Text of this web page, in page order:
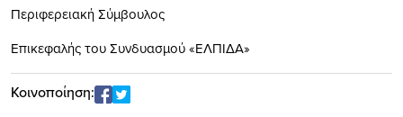
Περιφερειακή Σύμβουλος
Επικεφαλής του Συνδυασμού «ΕΛΠΙΔΑ»
Κοινοποίηση: